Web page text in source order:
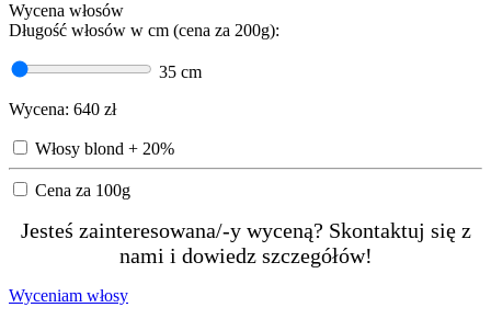
Wycena włosów
Długość włosów w cm (cena za 200g):
35 cm
Wycena: 640 zł
Włosy blond + 20%
Cena za 100g
Jesteś zainteresowana/-y wyceną? Skontaktuj się z
nami i dowiedz szczegółów!
Wyceniam włosy